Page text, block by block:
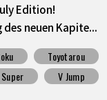
Edition!
neuen Kapite...
Toyotarou
V Jump